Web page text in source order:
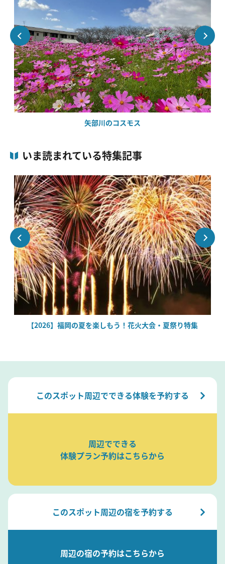
矢部川のコスモス
いま読まれている特集記事
【2026】福岡の夏を楽しもう！花火大会・夏祭り特集
このスポット周辺でできる体験を予約する
周辺でできる
体験プラン予約はこちらから
このスポット周辺の宿を予約する
周辺の宿の予約はこちらから